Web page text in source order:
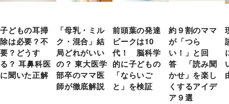
子どもの耳掃
除は必要？不
要？どうす
る？ 耳鼻科医
に聞いた正解
「母乳・ミル
ク・混合」結
局どれがいい
の？ 東大医学
部卒のママ医
師が徹底解説
前頭葉の発達
ピークは10
代！ 脳科学
的に子どもの
「ならいご
と」を検証
約９割のママ
が「つら
い！」と回
答 「読み聞
かせ」を楽し
くするアイデ
ア９選